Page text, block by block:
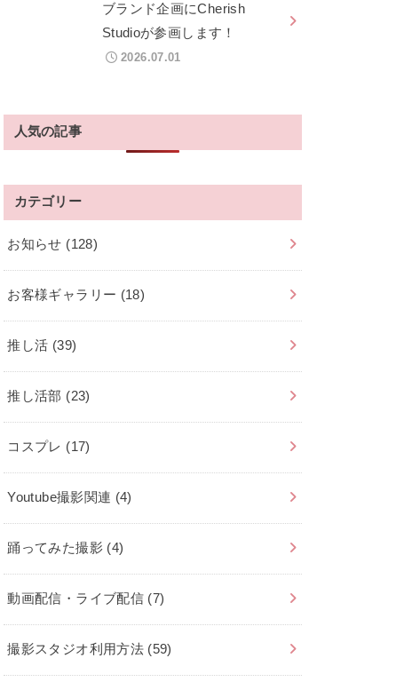
ブランド企画にCherish
Studioが参画します！
2026.07.01
人気の記事
カテゴリー
お知らせ (128)
お客様ギャラリー (18)
推し活 (39)
推し活部 (23)
コスプレ (17)
Youtube撮影関連 (4)
踊ってみた撮影 (4)
動画配信・ライブ配信 (7)
撮影スタジオ利用方法 (59)